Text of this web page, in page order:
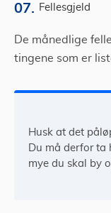
Fellesgjeld
De månedlige
tingene som er
Husk at det
Du må derfor ta
mye du skal by